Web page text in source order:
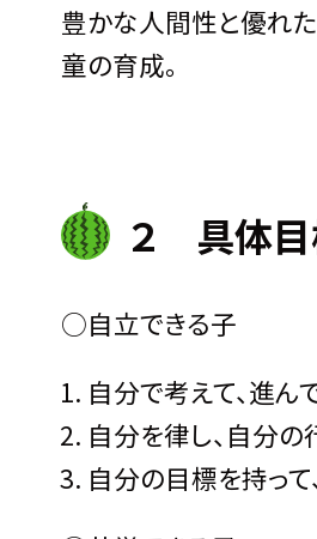
豊かな人間性と優れ
童の育成。
２ 具体
○自立できる子
自分で考えて、進ん
自分を律し、自分
自分の目標を持っ